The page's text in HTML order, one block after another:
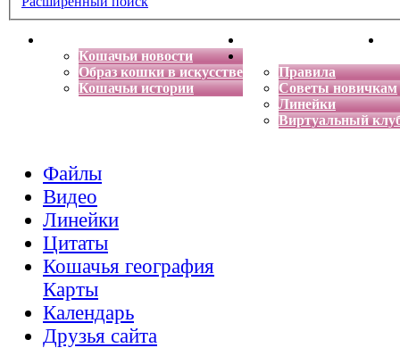
Кошачьи новости
Образ кошки в искусстве
Кошачьи истории
Энциклопедия кошек
Правила
Советы новичкам
Линейки
Виртуальный
Файлы
Видео
Линейки
Цитаты
Кошачья география
Карты
Календарь
Друзья сайта